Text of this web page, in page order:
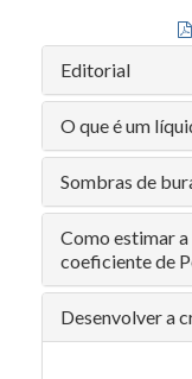
Editorial
O que é um
Sombras de
Como estimar
coeficiente de
Desenvolver a